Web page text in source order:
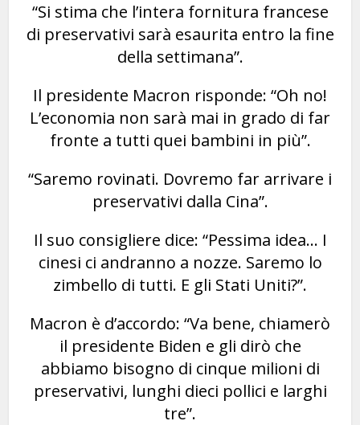
“Si stima che l’intera fornitura francese
di preservativi sarà esaurita entro la fine
della settimana”.
Il presidente Macron risponde: “Oh no!
L’economia non sarà mai in grado di far
fronte a tutti quei bambini in più”.
“Saremo rovinati. Dovremo far arrivare i
preservativi dalla Cina”.
Il suo consigliere dice: “Pessima idea… I
cinesi ci andranno a nozze. Saremo lo
zimbello di tutti. E gli Stati Uniti?”.
Macron è d’accordo: “Va bene, chiamerò
il presidente Biden e gli dirò che
abbiamo bisogno di cinque milioni di
preservativi, lunghi dieci pollici e larghi
tre”.